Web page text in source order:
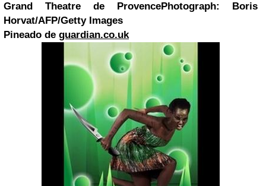
Grand Theatre de ProvencePhotograph: Boris
Horvat/AFP/Getty Images
Pineado de guardian.co.uk